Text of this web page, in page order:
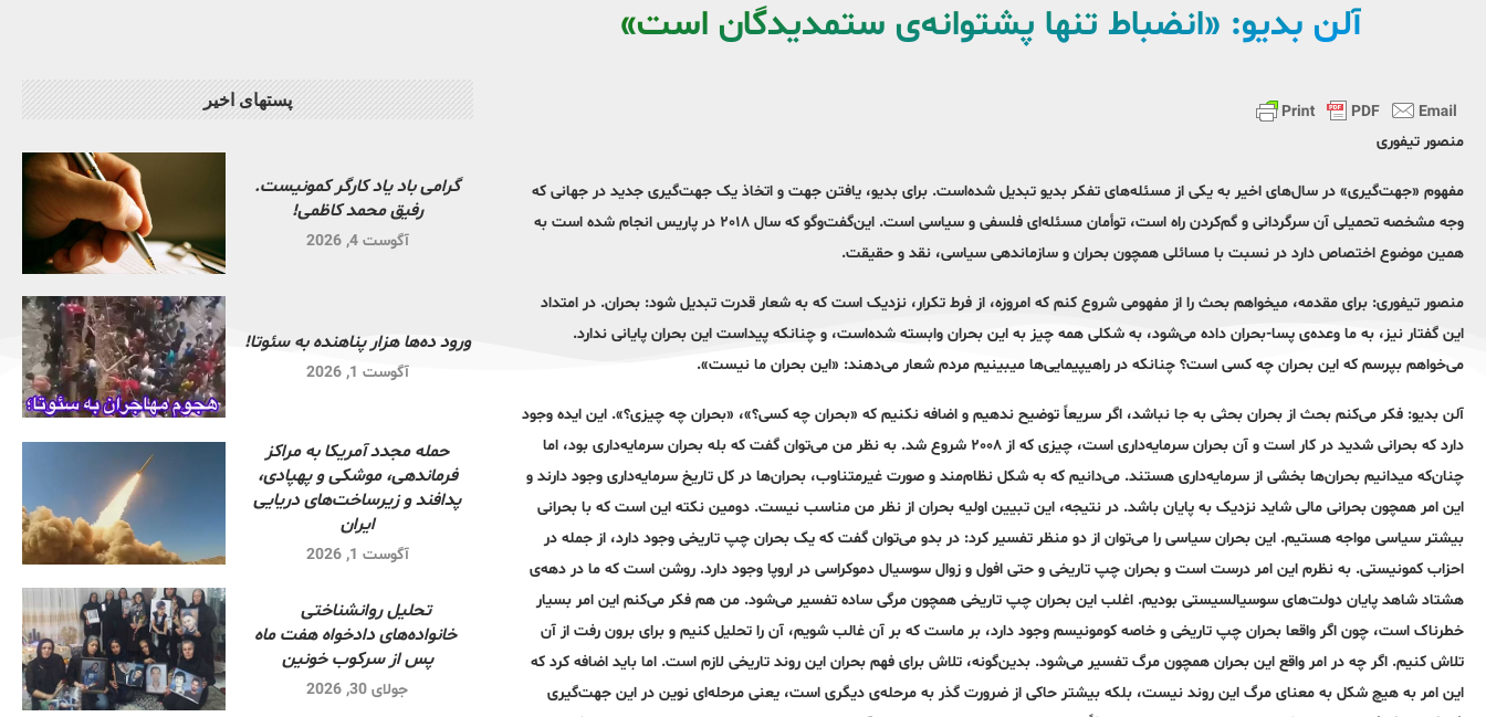
آلن بدیو: «انضباط تنها پشتوانه‌ی ستمدیدگان است»
منصور تیفوری
مفهوم «جهت‌گیری» در سال‌های اخیر به‌ یکی از مسئله‌های تفکر بدیو تبدیل شده‌است. برای بدیو، یافتن جهت و اتخاذ یک جهت‌گیری جدید در جهانی که
وجه مشخصه تحمیلی آن سرگردانی و گم‌کردن راه است، توأمان مسئله‌ای فلسفی و سیاسی است. این‌گفت‌وگو که سال ٢٠١٨ در پاریس انجام شده است به
همین موضوع اختصاص دارد در نسبت با مسائلی همچون بحران و سازماندهی سیاسی، نقد و حقیقت.
منصور تیفوری: برای مقدمه‌، میخواهم بحث را از مفهومی شروع کنم که‌ امروزه‌، از فرط تکرار، نزدیک است که‌ به‌ شعار قدرت تبدیل شود: بحران. در امتداد
این گفتار نیز، به‌ ما وعده‌ی پسا-بحران داده‌ می‌شود، به‌ شکلی همه‌ چیز به‌ این بحران وابسته‌ شده‌است، و چنانکه‌ پیداست این بحران پایانی ندارد.
می‌خواهم بپرسم که‌ این بحران چه ‌کسی است؟ چنانکه‌ در راهیپیمایی‌ها میبینیم مردم شعار می‌دهند: «این بحران ما نیست».
آلن بدیو: فکر می‌کنم بحث از بحران بحثی به‌ جا نباشد، اگر سریعاً توضیح ندهیم و اضافه نکنیم که «بحران چه‌ کسی؟»، «بحران چه‌ چیزی؟». این ایده‌ وجود
دارد که‌ بحرانی شدید در کار است و آن بحران سرمایه‌داری است، چیزی که‌ از ٢٠٠٨ شروع شد. به نظر من می‌توان گفت که‌ بله‌ بحران سرمایه‌داری بود، اما
چنان‌که‌ میدانیم بحران‌ها بخشی از سرمایه‌داری هستند. می‌دانیم که‌ به‌ ‌شکل نظام‌مند و صورت غیرمتناوب، بحران‌ها در کل تاریخ سرمایه‌داری وجود دارند و
این امر همچون بحرانی مالی شاید نزدیک به‌ پایان باشد. در نتیجه‌، این تبیین اولیه‌ بحران از نظر من مناسب نیست. دومین نکته‌ این است که‌ با بحرانی
بیشتر سیاسی مواجه‌ هستیم. این بحران سیاسی را می‌توان از دو منظر تفسیر کرد: در بدو می‌توان گفت که‌ یک بحران چپ تاریخی وجود دارد، از جمله‌ در
احزاب کمونیستی. به‌ نظرم این امر درست است و بحران چپ تاریخی و حتی افول و زوال سوسیال دموکراسی در اروپا وجود دارد. روشن است که‌ ما در دهه‌ی
هشتاد شاهد پایان دولت‌های سوسیالسیستی بودیم. اغلب این بحران چپ تاریخی همچون مرگی ساده‌ تفسیر می‌شود. من هم فکر می‌کنم این امر بسیار
خطرناک است، چون اگر واقعا بحران چپ تاریخی و خاصه‌ کومونیسم وجود دارد، بر ماست که‌ بر آن غالب شویم، آن را تحلیل کنیم و برای برون رفت از آن
تلاش کنیم. اگر چه‌ در امر واقع این بحران همچون مرگ تفسیر می‌شود. بدین‌گونه‌، تلاش برای فهم بحران این روند تاریخی لازم است. اما باید اضافه‌ کرد که‌
این امر به‌ هیچ شکل به‌ معنای مرگ این روند نیست، بلکه‌ بیشتر حاکی از ضرورت گذر به‌ مرحله‌ی دیگری است، یعنی مرحله‌ای نوین در این جهت‌گیری
پستهای اخیر
گرامی باد یاد کارگر کمونیست.
رفیق محمد کاظمی!
آگوست 4, 2026
ورود ده‌ها هزار پناهنده به سئوتا!
آگوست 1, 2026
حمله مجدد آمریکا به مراکز
فرماندهی، موشکی و پهپادی،
پدافند و زیرساخت‌های دریایی
ایران
آگوست 1, 2026
تحلیل روانشناختی
خانواده‌های دادخواه هفت ماه
پس از سرکوب خونین
جولای 30, 2026